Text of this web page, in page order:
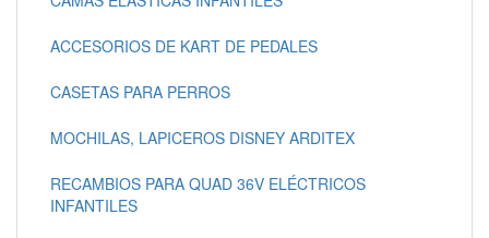
ACCESORIOS DE KART DE PEDALES
CASETAS PARA PERROS
MOCHILAS, LAPICEROS DISNEY ARDITEX
RECAMBIOS PARA QUAD 36V ELÉCTRICOS
INFANTILES